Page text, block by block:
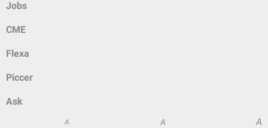
Jobs
CME
Flexa
Piccer
Ask
A A A